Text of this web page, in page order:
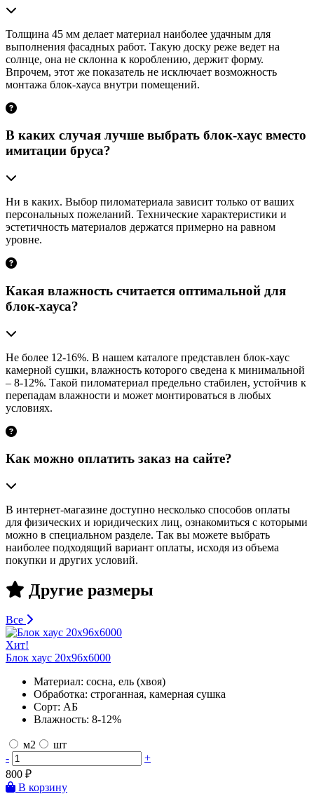
Толщина 45 мм делает материал наиболее удачным для
выполнения фасадных работ. Такую доску реже ведет на
солнце, она не склонна к короблению, держит форму.
Впрочем, этот же показатель не исключает возможность
монтажа блок-хауса внутри помещений.
В каких случая лучше выбрать блок-хаус вместо
имитации бруса?
Ни в каких. Выбор пиломатериала зависит только от ваших
персональных пожеланий. Технические характеристики и
эстетичность материалов держатся примерно на равном
уровне.
Какая влажность считается оптимальной для
блок-хауса?
Не более 12-16%. В нашем каталоге представлен блок-хаус
камерной сушки, влажность которого сведена к минимальной
– 8-12%. Такой пиломатериал предельно стабилен, устойчив к
перепадам влажности и может монтироваться в любых
условиях.
Как можно оплатить заказ на сайте?
В интернет-магазине доступно несколько способов оплаты
для физических и юридических лиц, ознакомиться с которыми
можно в специальном разделе. Так вы можете выбрать
наиболее подходящий вариант оплаты, исходя из объема
покупки и других условий.
Другие размеры
Все
Хит!
Блок хаус 20х96х6000
Материал: сосна, ель (хвоя)
Обработка: строганная, камерная сушка
Сорт: АБ
Влажность: 8-12%
м2
шт
-
+
800 ₽
В корзину